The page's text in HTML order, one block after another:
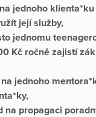
jednoho
její služby,
jednomu
Kč ročně zajistí
jednoho
na propagaci